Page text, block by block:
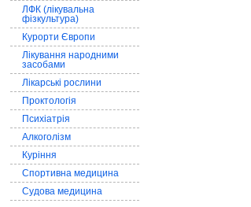
ЛФК (лікувальна
фізкультура)
Курорти Європи
Лікування народними
засобами
Лікарські рослини
Проктологія
Психіатрія
Алкоголізм
Куріння
Спортивна медицина
Судова медицина